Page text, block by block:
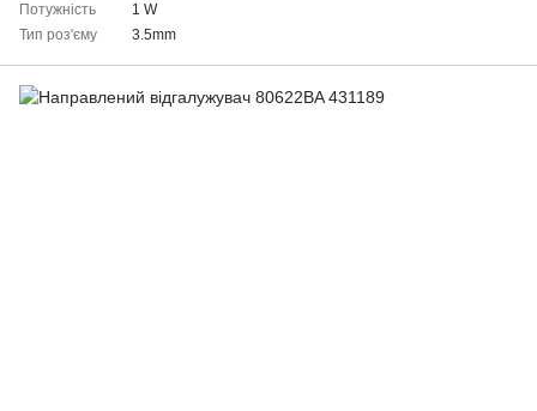
Потужність
1 W
Тип роз'єму
3.5mm